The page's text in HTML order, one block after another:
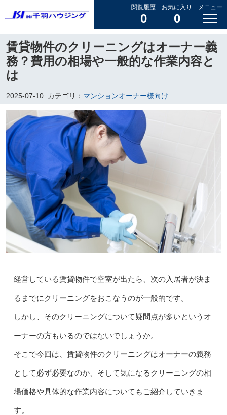
閲覧履歴
0
お気に入り
0
メニュー
賃貸物件のクリーニングはオーナー義
務？費用の相場や一般的な作業内容と
は
2025-07-10 カテゴリ： マンションオーナー様向け
経営している賃貸物件で空室が出たら、次の入居者が決ま
るまでにクリーニングをおこなうのが一般的です。
しかし、そのクリーニングについて疑問点が多いというオ
ーナーの方もいるのではないでしょうか。
そこで今回は、賃貸物件のクリーニングはオーナーの義務
として必ず必要なのか、そして気になるクリーニングの相
場価格や具体的な作業内容についてもご紹介していきま
す。